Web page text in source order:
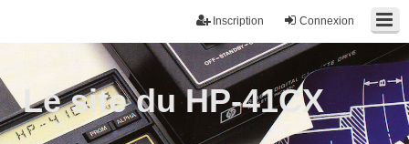
Connexion
Inscription
Le site du HP-41CX